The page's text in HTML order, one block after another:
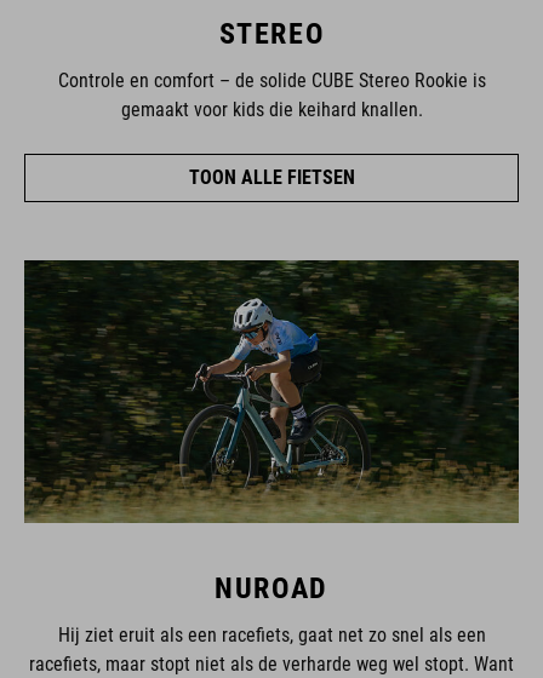
STEREO
Controle en comfort – de solide CUBE Stereo Rookie is
gemaakt voor kids die keihard knallen.
TOON ALLE FIETSEN
NUROAD
Hij ziet eruit als een racefiets, gaat net zo snel als een
racefiets, maar stopt niet als de verharde weg wel stopt. Want